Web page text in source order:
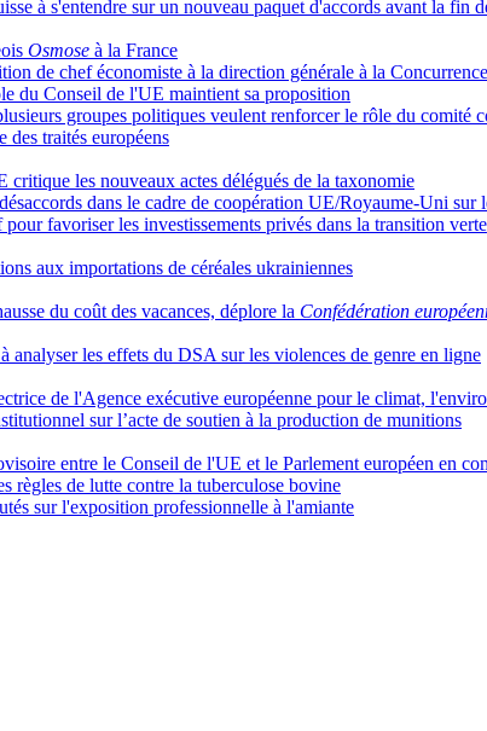
à s'entendre sur un nouveau paquet d'accords avant la fin
Osmose à la France
de chef économiste à la direction générale à la Concurrence
du Conseil de l'UE maintient sa proposition
groupes politiques veulent renforcer le rôle du comité
traités européens
critique les nouveaux actes délégués de la taxonomie
dans le cadre de coopération UE/Royaume-Uni sur
favoriser les investissements privés dans la transition verte
aux importations de céréales ukrainiennes
du coût des vacances, déplore la Confédération
analyser les effets du DSA sur les violences de genre en ligne
de l'Agence exécutive européenne pour le climat,
sur l’acte de soutien à la production de munitions
entre le Conseil de l'UE et le Parlement européen en
règles de lutte contre la tuberculose bovine
sur l'exposition professionnelle à l'amiante